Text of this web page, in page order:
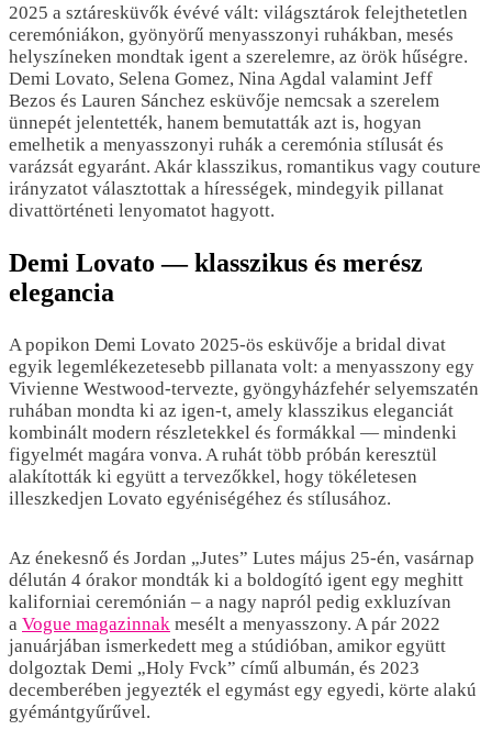
2025 a sztáresküvők évévé vált: világsztárok felejthetetlen
ceremóniákon, gyönyörű menyasszonyi ruhákban, mesés
helyszíneken mondtak igent a szerelemre, az örök hűségre.
Demi Lovato, Selena Gomez, Nina Agdal valamint Jeff
Bezos és Lauren Sánchez esküvője nemcsak a szerelem
ünnepét jelentették, hanem bemutatták azt is, hogyan
emelhetik a menyasszonyi ruhák a ceremónia stílusát és
varázsát egyaránt. Akár klasszikus, romantikus vagy couture
irányzatot választottak a hírességek, mindegyik pillanat
divattörténeti lenyomatot hagyott.
Demi Lovato — klasszikus és merész
elegancia
A popikon Demi Lovato 2025-ös esküvője a bridal divat
egyik legemlékezetesebb pillanata volt: a menyasszony egy
Vivienne Westwood-tervezte, gyöngyházfehér selyemszatén
ruhában mondta ki az igen-t, amely klasszikus eleganciát
kombinált modern részletekkel és formákkal — mindenki
figyelmét magára vonva. A ruhát több próbán keresztül
alakították ki együtt a tervezőkkel, hogy tökéletesen
illeszkedjen Lovato egyéniségéhez és stílusához.
Az énekesnő és Jordan „Jutes” Lutes május 25-én, vasárnap
délután 4 órakor mondták ki a boldogító igent egy meghitt
kaliforniai ceremónián – a nagy napról pedig exkluzívan
a Vogue magazinnak mesélt a menyasszony. A pár 2022
januárjában ismerkedett meg a stúdióban, amikor együtt
dolgoztak Demi „Holy Fvck” című albumán, és 2023
decemberében jegyezték el egymást egy egyedi, körte alakú
gyémántgyűrűvel.